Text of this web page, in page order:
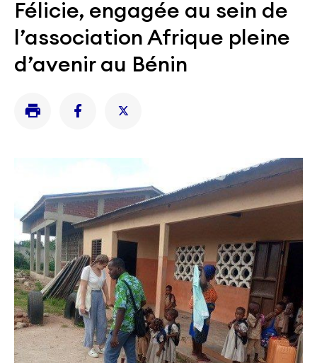
Félicie, engagée au sein de
l’association Afrique pleine
d’avenir au Bénin